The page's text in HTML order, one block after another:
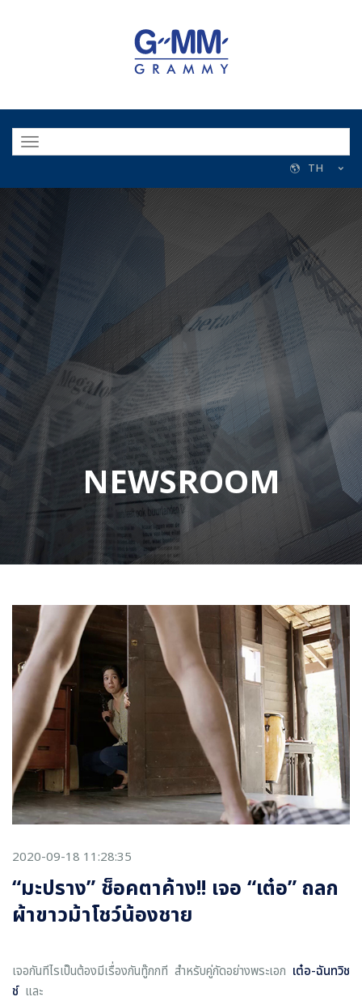
TH
NEWSROOM
2020-09-18 11:28:35
“มะปราง” ช็อคตาค้าง!! เจอ “เต๋อ” ถลก
ผ้าขาวม้าโชว์น้องชาย
เจอกันทีไรเป็นต้องมีเรื่องกันทู๊กกที สำหรับคู่กัดอย่างพระเอก เต๋อ-ฉันทวิช
ช์และ